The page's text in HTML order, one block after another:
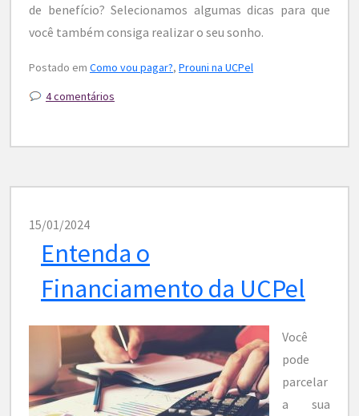
de benefício? Selecionamos algumas dicas para que
você também consiga realizar o seu sonho.
Postado em Como vou pagar?, Prouni na UCPel
4 comentários
15/01/2024
Entenda o
Financiamento da UCPel
Você
pode
parcelar
a sua